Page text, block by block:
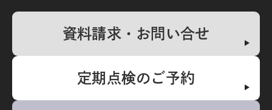
資料請求・お問い合せ
定期点検のご予約